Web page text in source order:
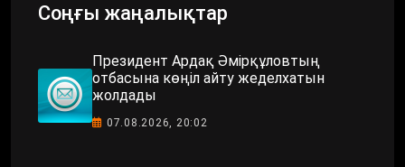
Соңғы жаңалықтар
Президент Ардақ Әмірқұловтың
отбасына көңіл айту жеделхатын
жолдады
07.08.2026, 20:02